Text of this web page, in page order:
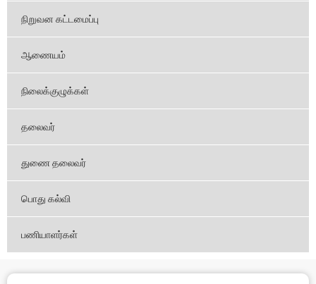
நிறுவன கட்டமைப்பு
ஆணையம்
நிலைக்குழுக்கள்
தலைவர்
துணை தலைவர்
பொது கல்வி
பணியாளர்கள்